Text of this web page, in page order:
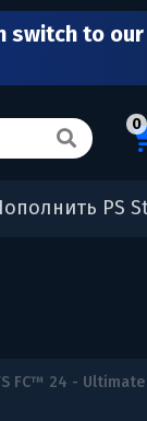
switch to
0
PS
FC™ 24 -